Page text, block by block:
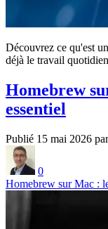
Découvrez ce qu'est
déjà le travail
Homebrew
essentiel
Publié 15 mai 2026
0
Homebrew sur Mac :